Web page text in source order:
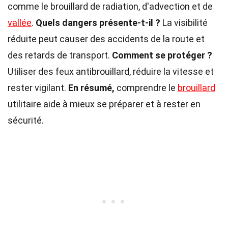
comme le brouillard de radiation, d'advection et de
vallée. Quels dangers présente-t-il ? La visibilité
réduite peut causer des accidents de la route et
des retards de transport. Comment se protéger ?
Utiliser des feux antibrouillard, réduire la vitesse et
rester vigilant. En résumé, comprendre le brouillard
utilitaire aide à mieux se préparer et à rester en
sécurité.